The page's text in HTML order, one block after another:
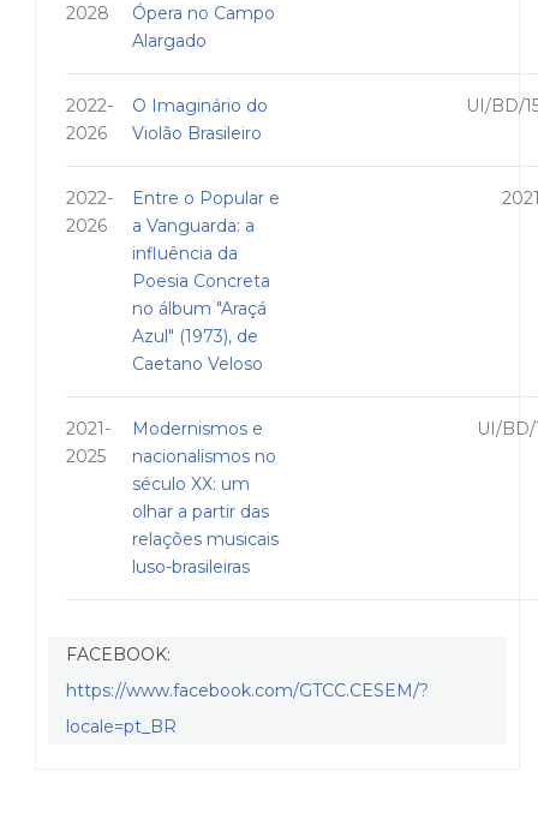
2028
Ópera no Campo
Alargado
2022-
2026
O Imaginário do
Violão Brasileiro
UI/BD/
2022-
2026
Entre o Popular e
a Vanguarda: a
influência da
Poesia Concreta
no álbum "Araçá
Azul" (1973), de
Caetano Veloso
2021-
2025
Modernismos e
nacionalismos no
século XX: um
olhar a partir das
relações musicais
luso-brasileiras
UI/BD/
FACEBOOK:
https://www.facebook.com/GTCC.CESEM/?
locale=pt_BR